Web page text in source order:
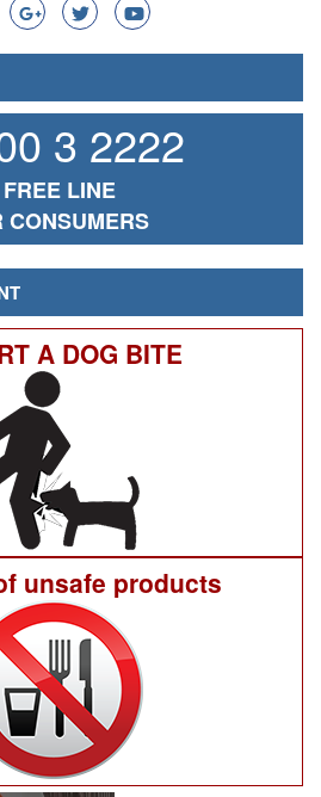
3 2222
FREE LINE
CONSUMERS
A DOG BITE
unsafe products